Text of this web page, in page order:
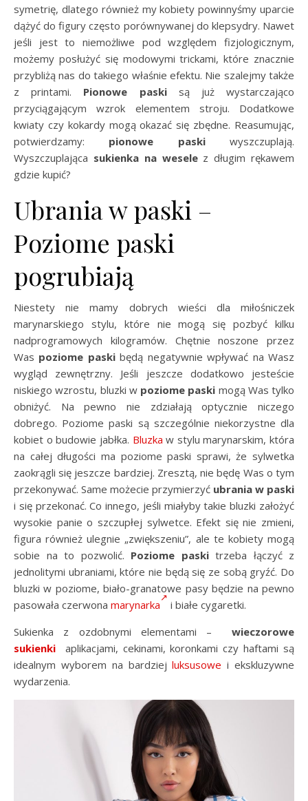
symetrię, dlatego również my kobiety powinnyśmy uparcie
dążyć do figury często porównywanej do klepsydry. Nawet
jeśli jest to niemożliwe pod względem fizjologicznym,
możemy posłużyć się modowymi trickami, które znacznie
przybliżą nas do takiego właśnie efektu. Nie szalejmy także
z printami. Pionowe paskisą już wystarczająco
przyciągającym wzrok elementem stroju. Dodatkowe
kwiaty czy kokardy mogą okazać się zbędne. Reasumując,
potwierdzamy: pionowe paskiwyszczuplają.
Wyszczuplająca sukienka na weselez długim rękawem
gdzie kupić?
Ubrania w paski –
Poziome paski
pogrubiają
Niestety nie mamy dobrych wieści dla miłośniczek
marynarskiego stylu, które nie mogą się pozbyć kilku
nadprogramowych kilogramów. Chętnie noszone przez
Was poziome paskibędą negatywnie wpływać na Wasz
wygląd zewnętrzny. Jeśli jeszcze dodatkowo jesteście
niskiego wzrostu, bluzki w poziome paski mogą Was tylko
obniżyć. Na pewno nie zdziałają optycznie niczego
dobrego. Poziome paski są szczególnie niekorzystne dla
kobiet o budowie jabłka. Bluzka w stylu marynarskim, która
na całej długości ma poziome paski sprawi, że sylwetka
zaokrągli się jeszcze bardziej. Zresztą, nie będę Was o tym
przekonywać. Same możecie przymierzyć ubrania w paski
i się przekonać. Co innego, jeśli miałyby takie bluzki założyć
wysokie panie o szczupłej sylwetce. Efekt się nie zmieni,
figura również ulegnie „zwiększeniu”, ale te kobiety mogą
sobie na to pozwolić. Poziome paskitrzeba łączyć z
jednolitymi ubraniami, które nie będą się ze sobą gryźć. Do
bluzki w poziome, biało-granatowe pasy będzie na pewno
pasowała czerwona marynarka
i białe cygaretki.
Sukienka z ozdobnymi elementami – wieczorowe
sukienki aplikacjami, cekinami, koronkami czy haftami są
idealnym wyborem na bardziejluksusowe i ekskluzywne
wydarzenia.